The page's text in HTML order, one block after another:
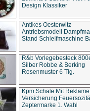
Design Klassiker
Antikes Oesterwitz
Antriebsmodell
Stand Schleifmaschine
R&b Vorlegebesteck
Silber Robbe & Berking
Rosenmuster 6 Tlg.
Kpm Schale Mit Reklame
Versicherung
Zeptermarke 1. Wahl